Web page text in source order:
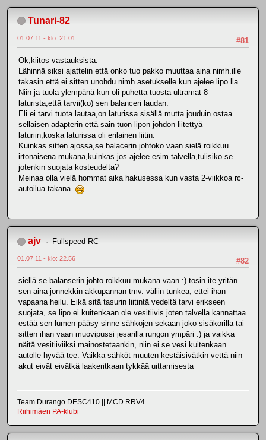
Tunari-82
#81
01.07.11 - klo: 21.01
Ok,kiitos vastauksista.
Lähinnä siksi ajattelin että onko tuo pakko muuttaa aina nimh.ille
takasin että ei sitten unohdu nimh asetukselle kun ajelee lipo.lla.
Niin ja tuola ylempänä kun oli puhetta tuosta ultramat 8
laturista,että tarvii(ko) sen balanceri laudan.
Eli ei tarvi tuota lautaa,on laturissa sisällä mutta jouduin ostaa
sellaisen adapterin että sain tuon lipon johdon liitettyä
laturiin,koska laturissa oli erilainen liitin.
Kuinkas sitten ajossa,se balacerin johtoko vaan sielä roikkuu
irtonaisena mukana,kuinkas jos ajelee esim talvella,tulisiko se
jotenkin suojata kosteudelta?
Meinaa olla vielä hommat aika hakusessa kun vasta 2-viikkoa rc-
autoilua takana
ajv Fullspeed RC
#82
01.07.11 - klo: 22.56
siellä se balanserin johto roikkuu mukana vaan :) tosin ite yritän
sen aina jonnekkin akkupannan tmv. väliin tunkea, ettei ihan
vapaana heilu. Eikä sitä tasurin liitintä vedeltä tarvi erikseen
suojata, se lipo ei kuitenkaan ole vesitiivis joten talvella kannattaa
estää sen lumen pääsy sinne sähköjen sekaan joko sisäkorilla tai
sitten ihan vaan muovipussi jesarilla rungon ympäri :) ja vaikka
näitä vesitiiviiksi mainostetaankin, niin ei se vesi kuitenkaan
autolle hyvää tee. Vaikka sähköt muuten kestäisivätkin vettä niin
akut eivät eivätkä laakeritkaan tykkää uittamisesta
Team Durango DESC410 || MCD RRV4
Riihimäen PA-klubi